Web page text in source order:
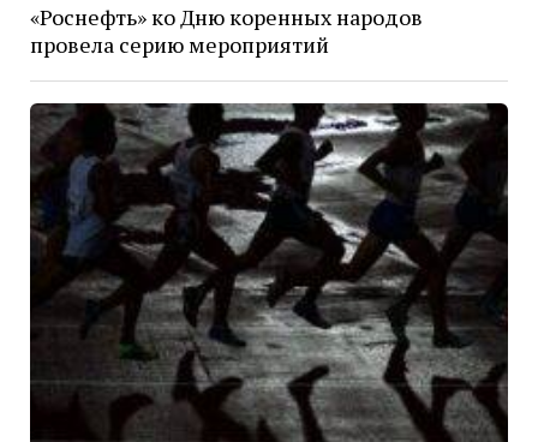
«Роснефть» ко Дню коренных народов
провела серию мероприятий